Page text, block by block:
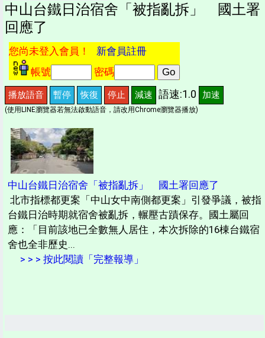
中山台鐵日治宿舍「被指亂拆」 國土署
回應了
您尚未登入會員！ 新會員註冊
帳號
密碼
播放語音 暫停 恢復 停止 減速 語速:1.0 加速
(使用LINE瀏覽器若無法啟動語音，請改用Chrome瀏覽器播放)
中山台鐵日治宿舍「被指亂拆」 國土署回應了
北市指標都更案「中山女中南側都更案」引發爭議，被指
台鐵日治時期就宿舍被亂拆，輾壓古蹟保存。國土屬回
應：「目前該地已全數無人居住，本次拆除的16棟台鐵宿
舍也全非歷史...
> > > 按此閱讀「完整報導」